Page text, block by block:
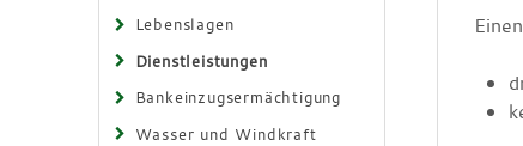
Lebenslagen
Dienstleistungen
Bankeinzugsermächtigung
Wasser und Windkraft